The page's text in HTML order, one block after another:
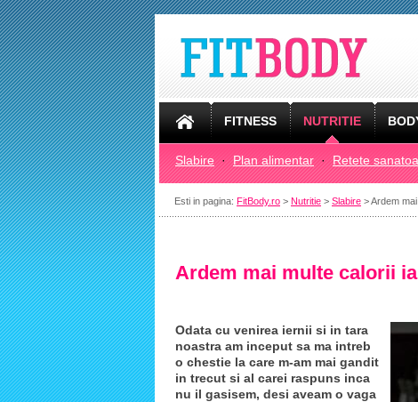
FITNESS NUTRITIE
Slabire · Plan alimentar · Retete
Esti in pagina: FitBody.ro > Nutritie > Slabire > Ardem
Ardem mai multe calorii
Odata cu venirea iernii si in tara
noastra am inceput sa ma intreb
o chestie la care m-am mai gandit
in trecut si al carei raspuns inca
nu il gasisem, desi aveam o vaga